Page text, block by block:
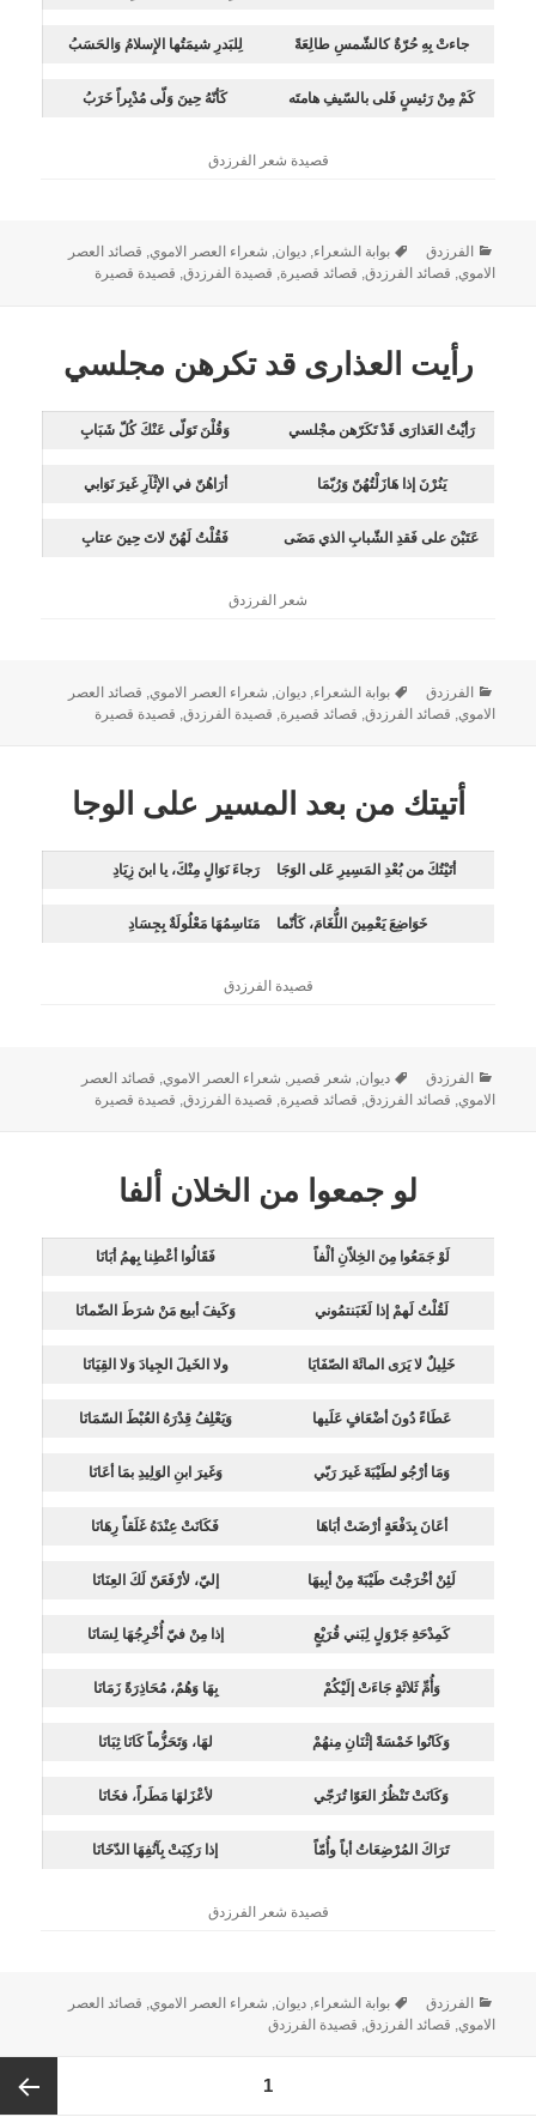
جاءتْ بِهِ حُرّةٌ كالشّمسِ طالِعَةً لِلبَدرِ شيمَتُها الإِسلامُ وَالحَسَبُ
كَمْ مِنْ رَئيسٍ فَلى بالسّيفِ هامتَه كَأنّهُ حِينَ وَلّى مُدْبِراً خَرَبُ
قصيدة شعر الفرزدق
الفرزدق بوابة الشعراء,ديوان, شعراء العصر الاموي, قصائد العصر
الاموي, قصائد الفرزدق, قصائد قصيرة, قصيدة الفرزدق, قصيدة قصيرة
رأيت العذارى قد تكرهن مجلسي
رَأيْتُ العَذارَى قَدْ تَكَرّهن مجْلسي وَقُلْنَ تَوَلّى عَنْكَ كُلّ شَبَابِ
يَنُرْنَ إذا هَازَلْتُهُنّ وَرُبّمَا أرَاهُنّ في الإثْآرِ غَيرَ نَوَابي
عَتَبْنَ على فَقدِ الشّبابِ الذي مَضَى فَقُلْتُ لَهُنّ لاتَ حِينَ عتابِ
شعر الفرزدق
الفرزدق بوابة الشعراء ,ديوان شعراء العصر الاموي قصائد العصر
الاموي قصائد الفرزدق قصائد قصيرة قصيدة الفرزدق قصيدة قصيرة
أتيتك من بعد المسير على الوجا
أتَيْتُكَ من بُعْدِ المَسِيرِ عَلى الوَجَا رَجاءَ نَوَالٍ مِنْكَ، يا ابنَ زِيَادِ
خَوَاضِعَ يَعْمِينَ اللُّغَامَ، كَأنّما مَنَاسِمُهَا مَعْلُولَةٌ بِجِسَادِ
قصيدة الفرزدق
الفرزدق ديوان, شعر قصير, شعراء العصر الاموي, قصائد العصر
الاموي, قصائد الفرزدق, قصائد قصيرة, قصيدة الفرزدق, قصيدة قصيرة
لو جمعوا من الخلان ألفا
لَوْ جَمَعُوا مِنَ الخِلاّنِ ألْفاً فَقَالُوا أعْطِنا بِهمُ أبَانَا
لَقُلْتُ لَهمْ إذا لَغَبَنتمُوني وَكَيفَ أبيع مَنْ شرَطَ الضّمانَا
خَلِيلٌ لا يَرَى المائَةَ الصّفَايَا ولا الخَيلَ الجِيادَ وَلا القِيَانَا
عَطَاءً دُونَ أضْعَافٍ عَلَيها وَيَعْلِفُ قِدْرَهُ العُبْطَ السّمَانَا
وَمَا أرْجُو لطَيْبَةَ غَيرَ رَبّي وَغَيرَ ابنِ الوَلِيدِ بمَا أعَانَا
أعَانَ بِدَفْعَةٍ أرْضَتْ أبَاهَا فَكَانَتْ عِنْدَهُ غَلَقاً رِهَانَا
لَئِنْ أخْرَجْتَ طَيْبَةَ مِنْ أبِيهَا إليّ، لأرْفَعَنّ لَكَ العِنَانَا
كَمِدْحَةِ جَرْوَلٍ لِبَني قُرَيْعٍ إذا مِنْ فيّ أُخْرِجُهَا لِسَانَا
وَأُمِّ ثَلاثَةٍ جَاءَتْ إلَيْكُمْ بِهَا وَهُمٌ، مُحَاذِرَةً زَمَانَا
وَكَانُوا خَمْسَةً إثْنَانِ مِنهُمْ لهَا، وَتَحَزُّماً كَانَا ثِبَانَا
وَكَانَتْ تَنْظُرُ العَوّا تُرَجّي لأعْزَلهَا مَطَراً، فخَانَا
تَرَاكَ المُرْضِعَاتُ أباً وأُمّاً إذا رَكِبَتْ بِآنُفِهَا الدّخَانَا
قصيدة شعر الفرزدق
الفرزدق بوابة الشعراء,ديوان, شعراء العصر الاموي, قصائد العصر
الاموي, قصائد الفرزدق, قصيدة الفرزدق
1